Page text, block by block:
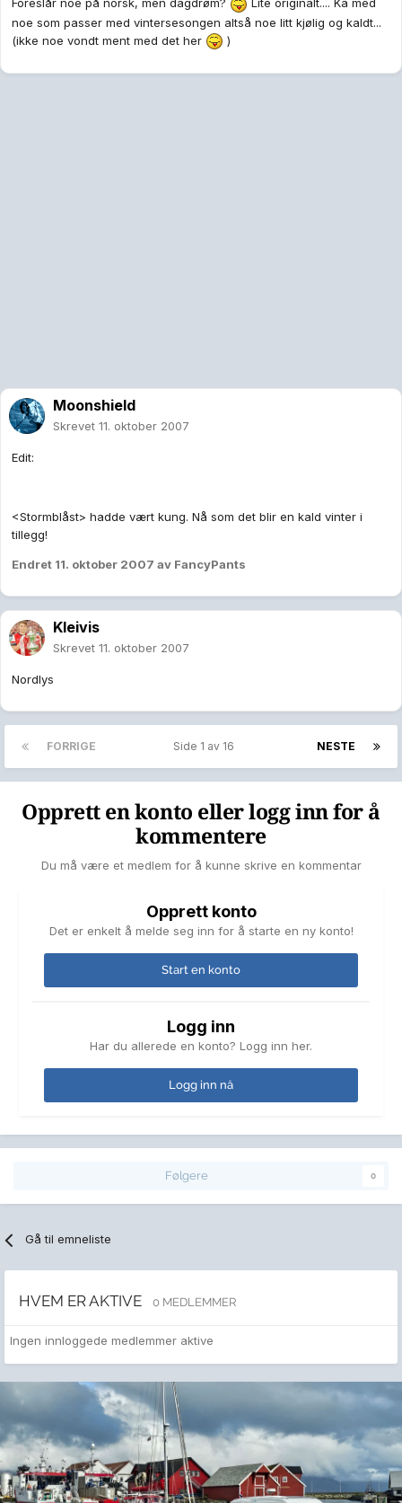
Foreslår noe på norsk, men dagdrøm?
Lite originalt.... Ka med
noe som passer med vintersesongen altså noe litt kjølig og kaldt...
(ikke noe vondt ment med det her
)
Moonshield
Skrevet 11. oktober 2007
Edit:
<Stormblåst> hadde vært kung. Nå som det blir en kald vinter i
tillegg!
Endret 11. oktober 2007 av FancyPants
Kleivis
Skrevet 11. oktober 2007
Nordlys
FORRIGE NESTE
Side 1 av 16
Opprett en konto eller logg inn for å
kommentere
Du må være et medlem for å kunne skrive en kommentar
Opprett konto
Det er enkelt å melde seg inn for å starte en ny konto!
Start en konto
Logg inn
Har du allerede en konto? Logg inn her.
Logg inn nå
Følgere 0
Gå til emneliste
HVEM ER AKTIVE 0 MEDLEMMER
Ingen innloggede medlemmer aktive